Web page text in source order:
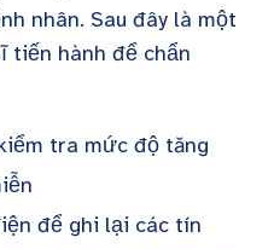
nhân. Sau đây là một
tiến hành để chẩn
tra mức độ tăng
để ghi lại các tín